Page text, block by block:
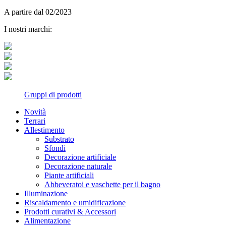
A partire dal 02/2023
I nostri marchi:
Gruppi di prodotti
Novità
Terrari
Allestimento
Substrato
Sfondi
Decorazione artificiale
Decorazione naturale
Piante artificiali
Abbeveratoi e vaschette per il bagno
Illuminazione
Riscaldamento e umidificazione
Prodotti curativi & Accessori
Alimentazione